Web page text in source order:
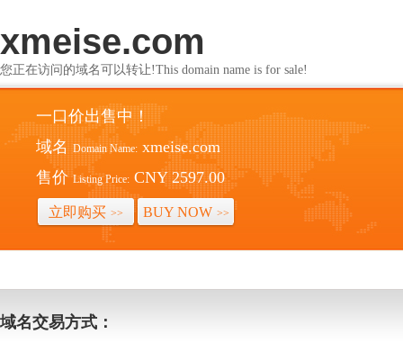
xmeise.com
您正在访问的域名可以转让!This domain name is for sale!
一口价出售中！
域名 Domain Name: xmeise.com
售价 Listing Price: CNY 2597.00
立即购买 >> BUY NOW >>
域名交易方式：